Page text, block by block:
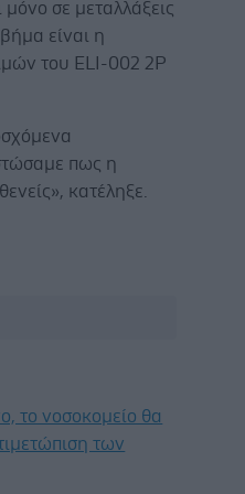
μόνο σε μεταλλάξεις
είναι η
του ELI-002 2P
πως η
κατέληξε.
το νοσοκομείο θα
των